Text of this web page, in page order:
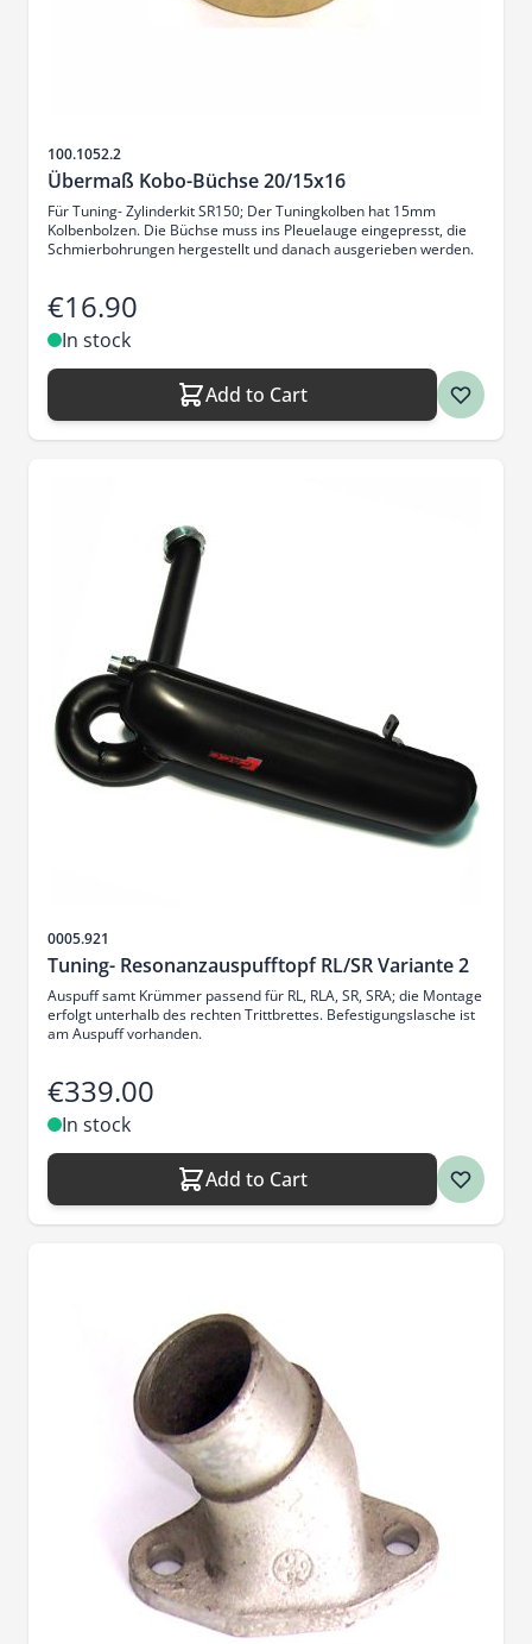
Sku
100.1052.2
Übermaß Kobo-Büchse 20/15x16
Für Tuning- Zylinderkit SR150; Der Tuningkolben hat 15mm
Kolbenbolzen. Die Büchse muss ins Pleuelauge eingepresst, die
Schmierbohrungen hergestellt und danach ausgerieben werden.
€16.90
In stock
Add to Cart
Sku
0005.921
Tuning- Resonanzauspufftopf RL/SR Variante 2
Auspuff samt Krümmer passend für RL, RLA, SR, SRA; die Montage
erfolgt unterhalb des rechten Trittbrettes. Befestigungslasche ist
am Auspuff vorhanden.
€339.00
In stock
Add to Cart